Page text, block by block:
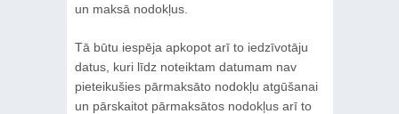
un maksā nodokļus.
Tā būtu iespēja apkopot arī to iedzīvotāju
datus, kuri līdz noteiktam datumam nav
pieteikušies pārmaksāto nodokļu atgūšanai
un pārskaitot pārmaksātos nodokļus arī to